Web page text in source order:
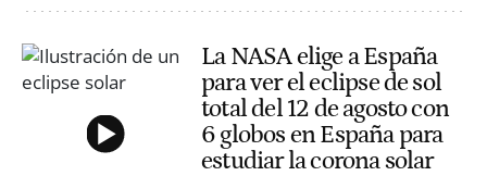
La NASA elige a España
para ver el eclipse de sol
total del 12 de agosto con
6 globos en España para
estudiar la corona solar